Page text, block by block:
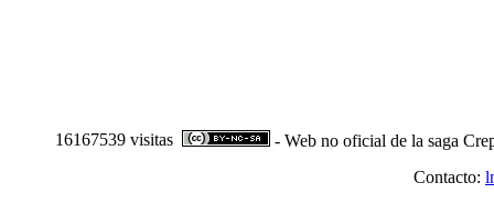
16167539 visitas
- Web no oficial de la saga
Contacto: